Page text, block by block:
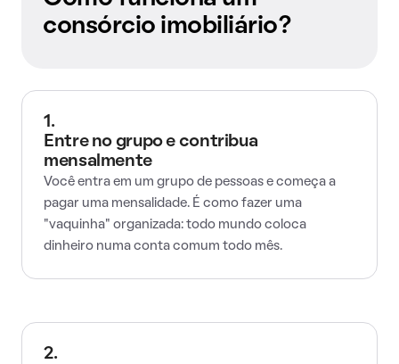
consórcio imobiliário?
1.
Entre no grupo e contribua
mensalmente
Você entra em um grupo de pessoas e começa a
pagar uma mensalidade. É como fazer uma
"vaquinha" organizada: todo mundo coloca
dinheiro numa conta comum todo mês.
2.